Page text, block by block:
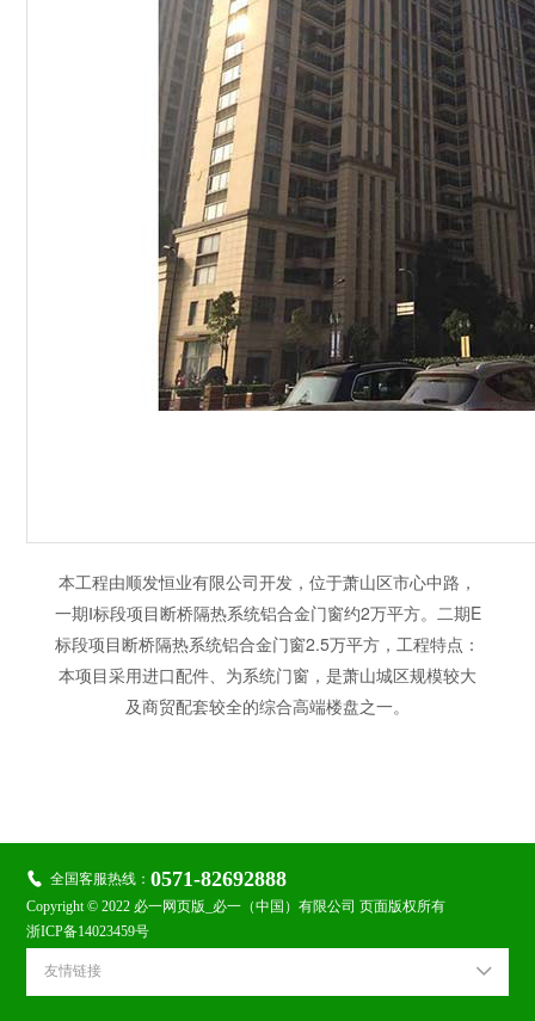
本工程由顺发恒业有限公司开发，位于萧山区市心中路，
一期Ⅰ标段项目断桥隔热系统铝合金门窗约2万平方。二期E
标段项目断桥隔热系统铝合金门窗2.5万平方，工程特点：
本项目采用进口配件、为系统门窗，是萧山城区规模较大
及商贸配套较全的综合高端楼盘之一。
 全国客服热线：0571-82692888
Copyright © 2022 必一网页版_必一（中国）有限公司 页面版权所有
浙ICP备14023459号
友情链接 